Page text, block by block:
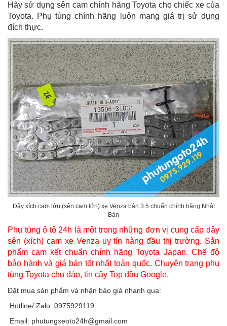
Hãy sử dụng sên cam chính hãng Toyota cho chiếc xe của
Toyota. Phụ tùng chính hãng luôn mang giá trị sử dụng
đích thực.
Dây xích cam lớn (sên cam lớn) xe Venza bản 3.5 chuẩn chính hãng Nhật
Bản
Phụ tùng ô tô 24h là một trong những đơn vị cung cấp dây
sên (xích) cam xe Venza uy tín hàng đầu thị trường. Sản
phẩm cam kết chuẩn chính hãng Toyota Japan. Chế độ
bảo hành và giá bán tốt nhất toàn quốc. Chuyên trang phụ
tùng Toyota chu đáo, tin cậy Top đầu Google.
Đặt mua sản phẩm và nhận báo giá nhanh qua:
Hotline/ Zalo: 0975929119
Email: phutungxeoto24h@gmail.com